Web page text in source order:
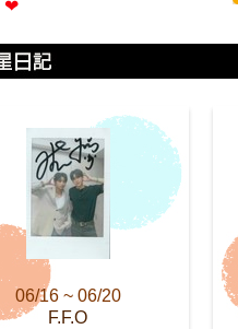
❤
06/16 ~ 06/20
F.F.O